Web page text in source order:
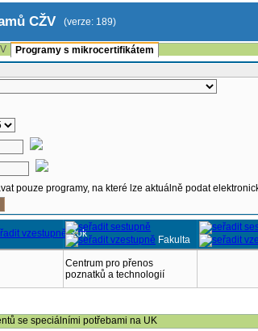
CŽV (verze: 189)
Programy s mikrocertifikátem
pouze programy, na které lze aktuálně podat
Rok
Fakulta
Centrum pro přenos
poznatků a technologií
se speciálními potřebami na UK